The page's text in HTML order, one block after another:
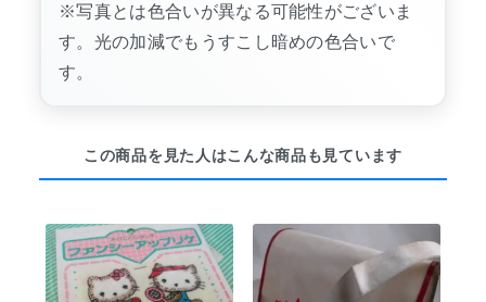
※写真とは色合いが異なる可能性がございま
す。光の加減でもうすこし暗めの色合いで
す。
この商品を見た人はこんな商品も見ています